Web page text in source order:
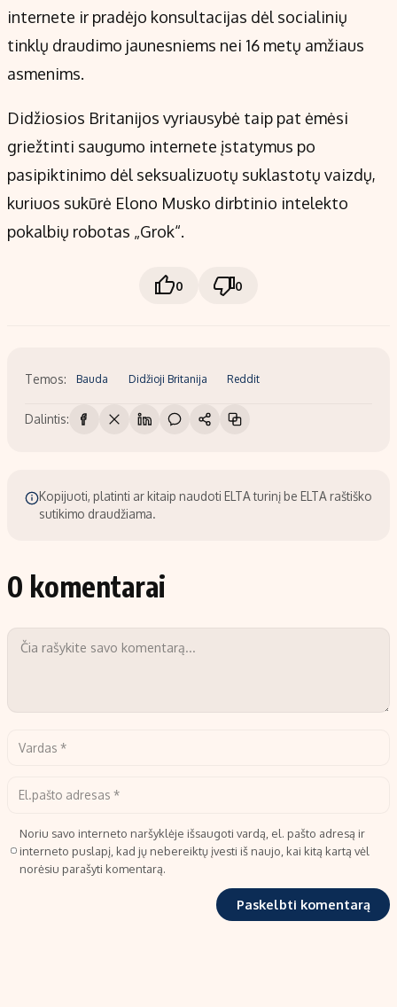
internete ir pradėjo konsultacijas dėl socialinių
tinklų draudimo jaunesniems nei 16 metų amžiaus
asmenims.
Didžiosios Britanijos vyriausybė taip pat ėmėsi
griežtinti saugumo internete įstatymus po
pasipiktinimo dėl seksualizuotų suklastotų vaizdų,
kuriuos sukūrė Elono Musko dirbtinio intelekto
pokalbių robotas „Grok“.
0 0
Temos: Bauda Didžioji Britanija Reddit
Dalintis:
Kopijuoti, platinti ar kitaip naudoti ELTA turinį be ELTA raštiško
sutikimo draudžiama.
0 komentarai
Noriu savo interneto naršyklėje išsaugoti vardą, el. pašto adresą ir
interneto puslapį, kad jų nebereiktų įvesti iš naujo, kai kitą kartą vėl
norėsiu parašyti komentarą.